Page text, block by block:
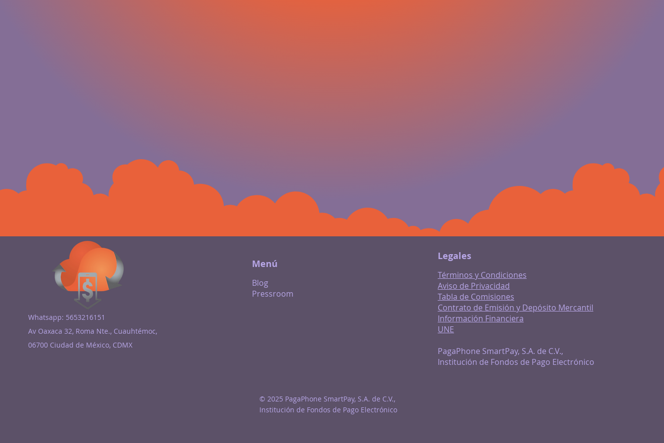
Whatsapp: 5653216151
Av Oaxaca 32, Roma Nte., Cuauhtémoc,
06700 Ciudad de México, CDMX
Menú
Blog
Pressroom
Legales
Términos y Condiciones
Aviso de Privacidad
Tabla de Comisiones
Contrato de Emisión y Depósito Mercantil
Información Financiera
UNE
PagaPhone SmartPay, S.A. de C.V.,
Institución de Fondos de Pago Electrónico
© 2025 PagaPhone SmartPay, S.A. de C.V.,
Institución de Fondos de Pago Electrónico